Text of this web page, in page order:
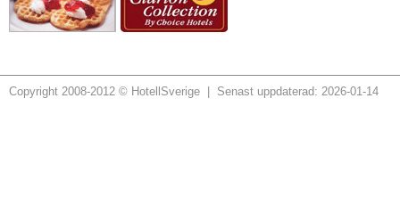
Copyright 2008-2012 © HotellSverige | Senast uppdaterad: 2026-01-14